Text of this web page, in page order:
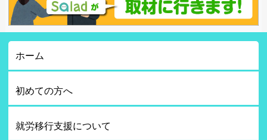
ホーム
初めての方へ
就労移行支援について